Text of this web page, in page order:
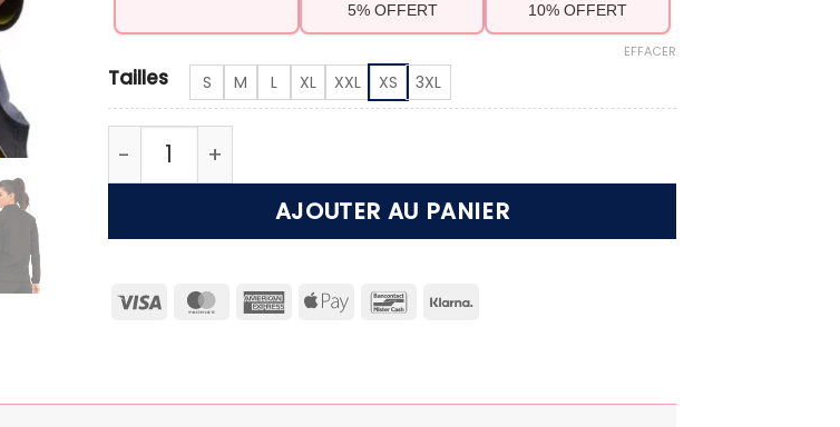
5% OFFERT 10% OFFERT
Tailles S M L XL XXL XS 3XL
EFFACER
quantité de Gilet de sudation femme
AJOUTER AU PANIER
Visa MasterCardAmericanApple
Bancontact
Klarna